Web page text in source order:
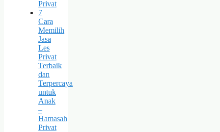
Privat
7
Cara
Memilih
Jasa
Les
Privat
Terbaik
dan
Terpercaya
untuk
Anak
–
Hamasah
Privat